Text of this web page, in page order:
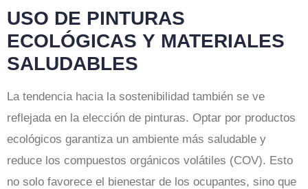
USO DE PINTURAS
ECOLÓGICAS Y MATERIALES
SALUDABLES
La tendencia hacia la sostenibilidad también se ve
reflejada en la elección de pinturas. Optar por productos
ecológicos garantiza un ambiente más saludable y
reduce los compuestos orgánicos volátiles (COV). Esto
no solo favorece el bienestar de los ocupantes, sino que